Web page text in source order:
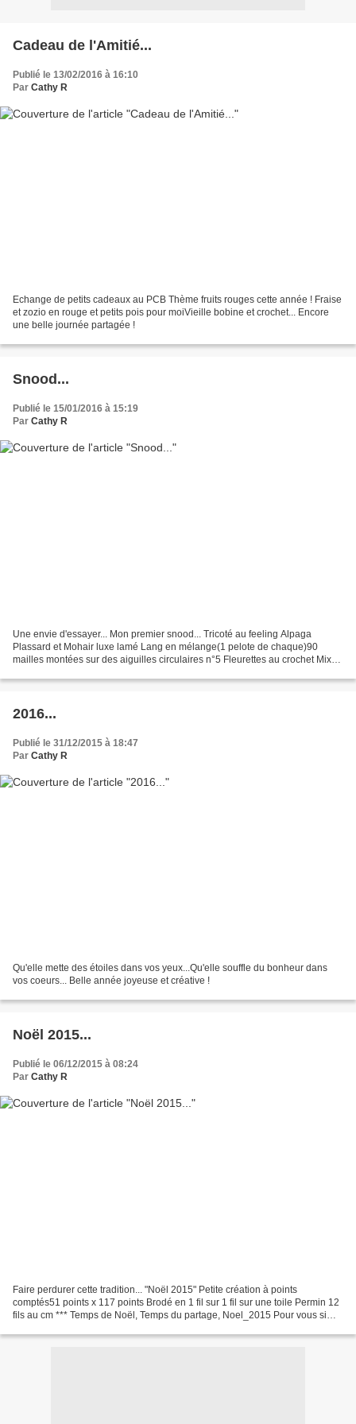
Cadeau de l'Amitié...
Publié le 13/02/2016 à 16:10
Par Cathy R
Echange de petits cadeaux au PCB Thème fruits rouges cette année ! Fraise
et zozio en rouge et petits pois pour moiVieille bobine et crochet... Encore
une belle journée partagée !
Snood...
Publié le 15/01/2016 à 15:19
Par Cathy R
Une envie d'essayer... Mon premier snood... Tricoté au feeling Alpaga
Plassard et Mohair luxe lamé Lang en mélange(1 pelote de chaque)90
mailles montées sur des aiguilles circulaires n°5 Fleurettes au crochet Mix
2016...
Publié le 31/12/2015 à 18:47
Par Cathy R
Qu'elle mette des étoiles dans vos yeux...Qu'elle souffle du bonheur dans
vos coeurs... Belle année joyeuse et créative !
Noël 2015...
Publié le 06/12/2015 à 08:24
Par Cathy R
Faire perdurer cette tradition... "Noël 2015" Petite création à points
comptés51 points x 117 points Brodé en 1 fil sur 1 fil sur une toile Permin 12
fils au cm *** Temps de Noël, Temps du partage, Noel_2015 Pour vous si